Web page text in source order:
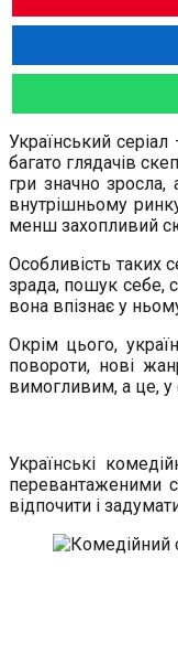
Український
багато глядачів
гри значно
внутрішньому
менш захопливий
Особливість таких
зрада, пошук себе,
вона впізнає у
Окрім цього,
повороти, нові
вимогливим, а це,
Українські
перевантаженими
відпочити і